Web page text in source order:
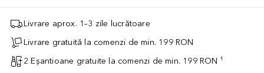
Livrare aprox. 1–3 zile lucrătoare
Livrare gratuită la comenzi de min. 199 RON
2 Eșantioane gratuite la comenzi de min. 199 RON ¹